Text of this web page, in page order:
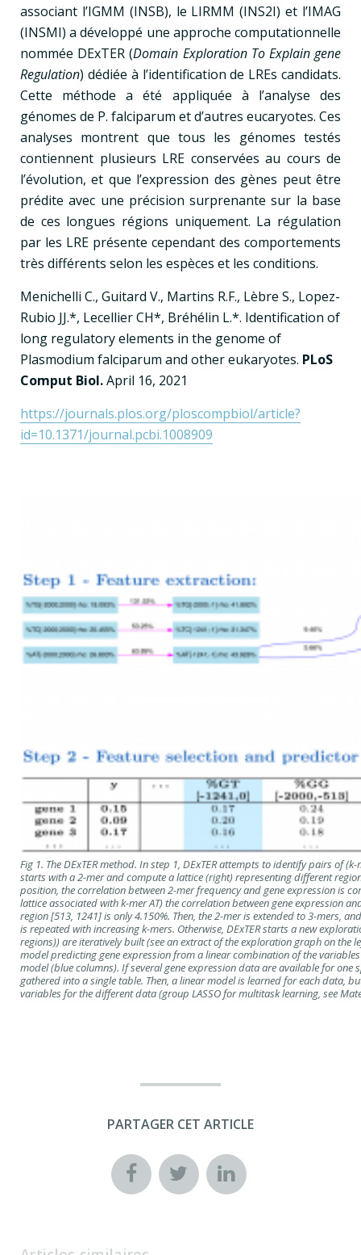
associant l’IGMM (INSB), le LIRMM (INS2I) et l’IMAG
(INSMI) a développé une approche computationnelle
nommée DExTER (Domain Exploration To Explain gene
Regulation) dédiée à l’identification de LREs candidats.
Cette méthode a été appliquée à l’analyse des
génomes de P. falciparum et d’autres eucaryotes. Ces
analyses montrent que tous les génomes testés
contiennent plusieurs LRE conservées au cours de
l’évolution, et que l’expression des gènes peut être
prédite avec une précision surprenante sur la base
de ces longues régions uniquement. La régulation
par les LRE présente cependant des comportements
très différents selon les espèces et les conditions.
Menichelli C., Guitard V., Martins R.F., Lèbre S., Lopez-
Rubio JJ.*, Lecellier CH*, Bréhélin L.*. Identification of
long regulatory elements in the genome of
Plasmodium falciparum and other eukaryotes. PLoS
Comput Biol.April 16, 2021
https://journals.plos.org/ploscompbiol/article?
id=10.1371/journal.pcbi.1008909
Fig 1. The DExTER method. In step 1, DExTER attempts to identify pairs of
starts with a 2-mer and compute a lattice (right) representing different
position, the correlation between 2-mer frequency and gene expression is
lattice associated with k-mer AT) the correlation between gene expression
region [513, 1241] is only 4.150%. Then, the 2-mer is extended to 3-mers,
is repeated with increasing k-mers. Otherwise, DExTER starts a new
regions)) are iteratively built (see an extract of the exploration graph on the
model predicting gene expression from a linear combination of the
model (blue columns). If several gene expression data are available for
gathered into a single table. Then, a linear model is learned for each data,
variables for the different data (group LASSO for multitask learning, see
PARTAGER CET ARTICLE